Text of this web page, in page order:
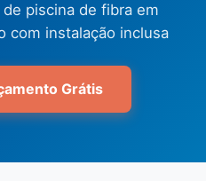
piscina de fibra em
com instalação inclusa
Grátis